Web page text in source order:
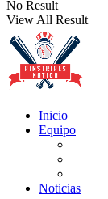
No Result
View All Result
Inicio
Equipo
Noticias